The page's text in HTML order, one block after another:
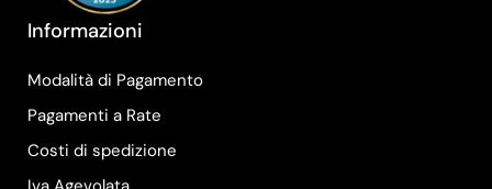
Informazioni
Modalità di Pagamento
Pagamenti a Rate
Costi di spedizione